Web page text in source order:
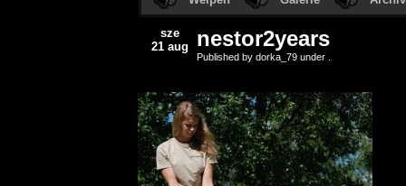
sze
21 aug
nestor2years
Published by dorka_79 under .